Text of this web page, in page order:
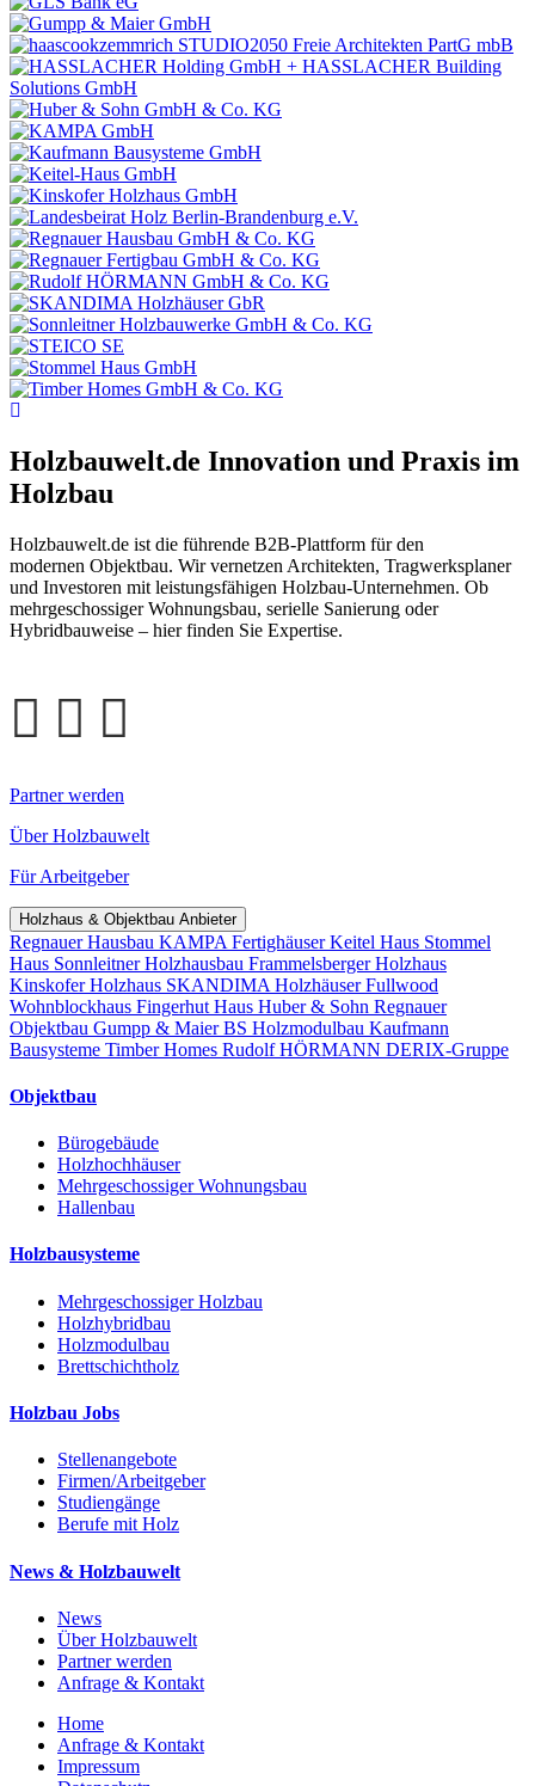
Holzbauwelt.de Innovation und Praxis im
Holzbau
Holzbauwelt.de ist die führende B2B-Plattform für den
modernen Objektbau. Wir vernetzen Architekten, Tragwerksplaner
und Investoren mit leistungsfähigen Holzbau-Unternehmen. Ob
mehrgeschossiger Wohnungsbau, serielle Sanierung oder
Hybridbauweise – hier finden Sie Expertise.
Partner werden
Über Holzbauwelt
Für Arbeitgeber
Holzhaus & Objektbau Anbieter
Regnauer Hausbau KAMPA FertighäuserKeitel Haus Stommel
Haus Sonnleitner Holzhausbau Frammelsberger Holzhaus
Kinskofer Holzhaus SKANDIMA HolzhäuserFullwood
Wohnblockhaus Fingerhut Haus Huber & Sohn Regnauer
Objektbau Gumpp & MaierBS Holzmodulbau Kaufmann
Bausysteme Timber Homes Rudolf HÖRMANN DERIX-Gruppe
Objektbau
Bürogebäude
Holzhochhäuser
Mehrgeschossiger Wohnungsbau
Hallenbau
Holzbausysteme
Mehrgeschossiger Holzbau
Holzhybridbau
Holzmodulbau
Brettschichtholz
Holzbau Jobs
Stellenangebote
Firmen/Arbeitgeber
Studiengänge
Berufe mit Holz
News & Holzbauwelt
News
Über Holzbauwelt
Partner werden
Anfrage & Kontakt
Home
Anfrage & Kontakt
Impressum